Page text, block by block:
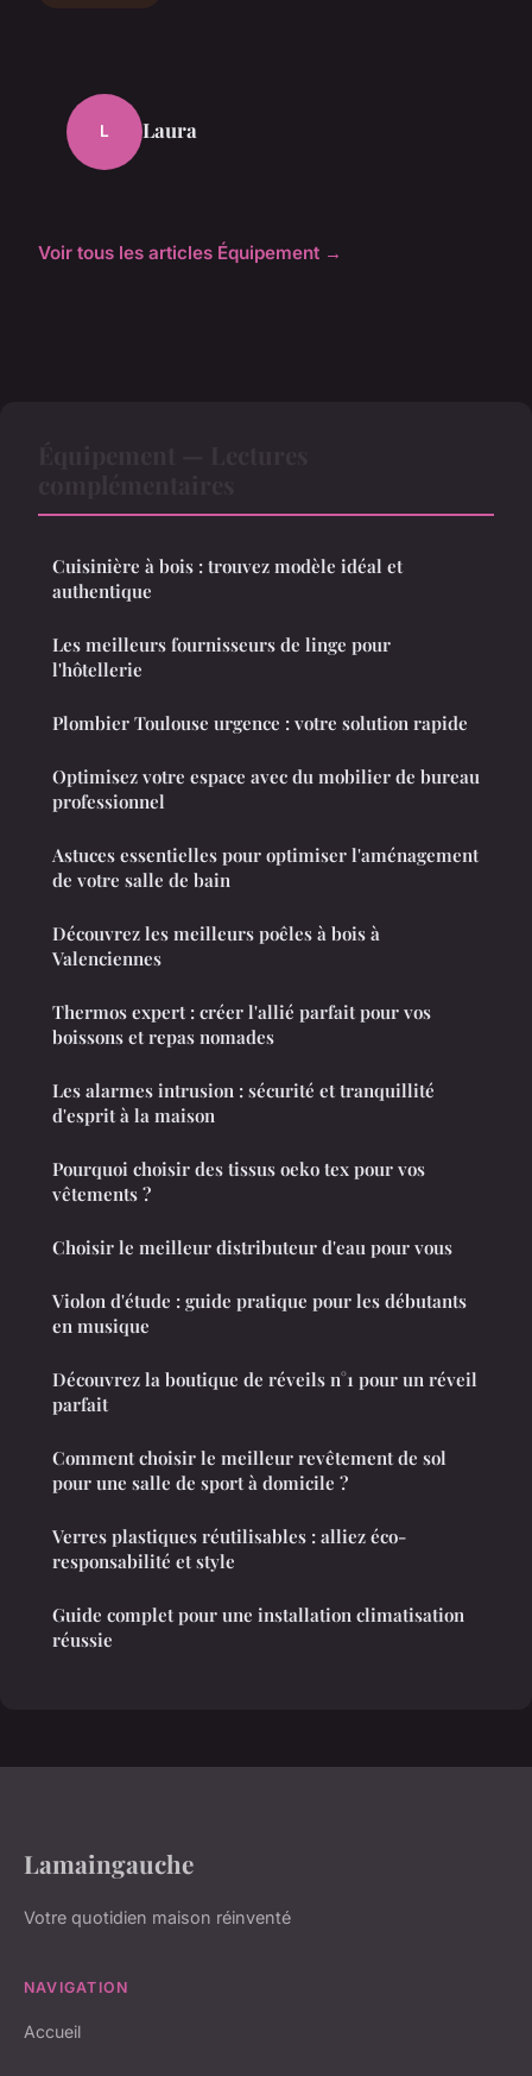
L Laura
Voir tous les articles Équipement →
Cuisinière à bois : trouvez modèle idéal et
authentique
Les meilleurs fournisseurs de linge pour
l'hôtellerie
Plombier Toulouse urgence : votre solution rapide
Optimisez votre espace avec du mobilier de bureau
professionnel
Astuces essentielles pour optimiser l'aménagement
de votre salle de bain
Découvrez les meilleurs poêles à bois à
Valenciennes
Thermos expert : créer l'allié parfait pour vos
boissons et repas nomades
Les alarmes intrusion : sécurité et tranquillité
d'esprit à la maison
Pourquoi choisir des tissus oeko tex pour vos
vêtements ?
Choisir le meilleur distributeur d'eau pour vous
Violon d'étude : guide pratique pour les débutants
en musique
Découvrez la boutique de réveils n°1 pour un réveil
parfait
Comment choisir le meilleur revêtement de sol
pour une salle de sport à domicile ?
Verres plastiques réutilisables : alliez éco-
responsabilité et style
Guide complet pour une installation climatisation
réussie
Lamaingauche
Votre quotidien maison réinventé
NAVIGATION
Accueil